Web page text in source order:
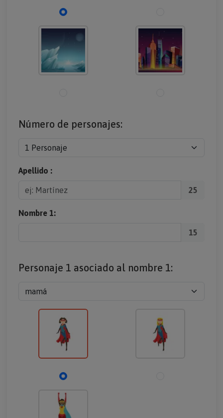
Número de personajes:
Apellido :
25
Nombre 1:
15
Personaje 1 asociado al nombre 1: